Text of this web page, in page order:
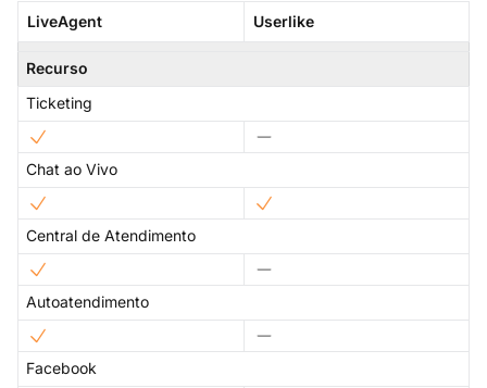
LiveAgent Userlike
Recurso
Ticketing
Chat ao Vivo
Central de Atendimento
Autoatendimento
Facebook